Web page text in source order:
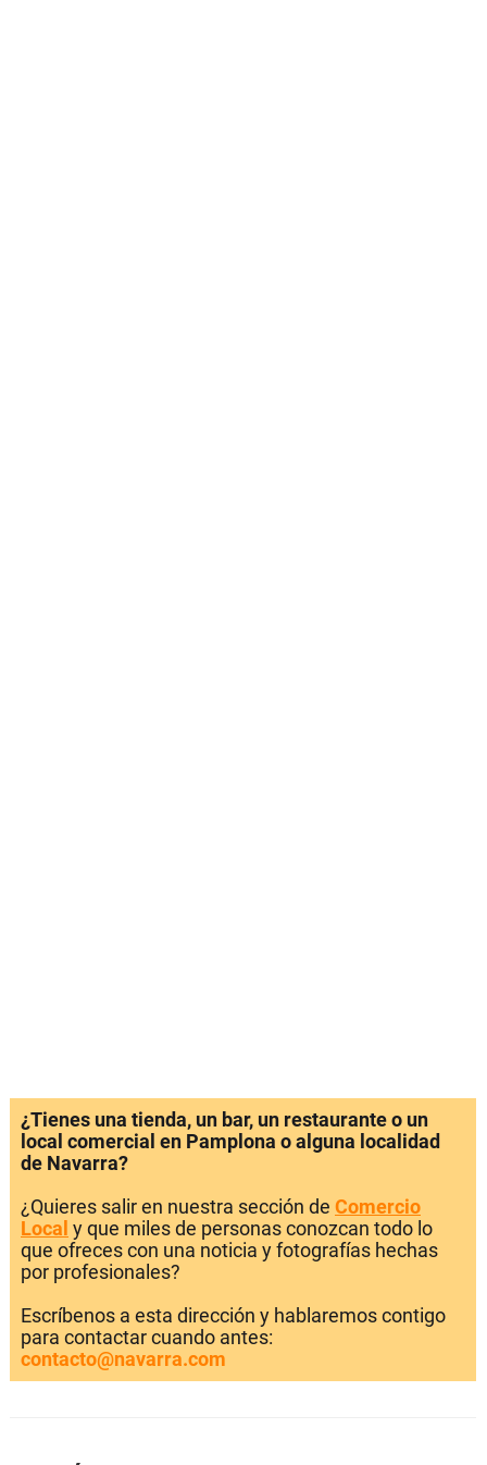
¿Tienes una tienda, un bar, un restaurante o un
local comercial en Pamplona o alguna localidad
de Navarra?
¿Quieres salir en nuestra sección de Comercio
Local y que miles de personas conozcan todo lo
que ofreces con una noticia y fotografías hechas
por profesionales?
Escríbenos a esta dirección y hablaremos contigo
para contactar cuando antes:
contacto@navarra.com